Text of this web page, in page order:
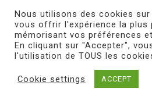
Bohn fabiennedans Intrigues
Steph. RUTA dansLust for Nice
MIRMANDdansPieds agiles et
Copyright © 2026 Le
Nous utilisons des cookies
vous offrir l'expérience la plus
mémorisant vos préférences
En cliquant sur "Accepter",
l'utilisation de TOUS les
Cookie settings ACCEPT